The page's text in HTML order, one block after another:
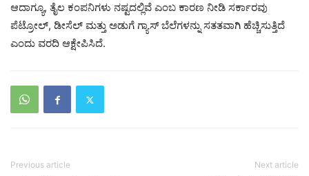
ಆದಾಗ್ಯೂ, ತೈಲ ಕಂಪನಿಗಳು ನಷ್ಟದಲ್ಲಿವೆ ಎಂಬ ಕಾರಣ ನೀಡಿ ಸರ್ಕಾರವು
ಪೆಟ್ರೋಲ್, ಡೀಸೆಲ್ ಮತ್ತು ಅಡುಗೆ ಗ್ಯಾಸ್ ಬೆಲೆಗಳನ್ನು ಸತತವಾಗಿ ಹೆಚ್ಚಿಸುತ್ತಿದೆ
ಎಂದು ವರದಿ ಆಕ್ಷೇಪಿಸಿದೆ.
Previous article Next article